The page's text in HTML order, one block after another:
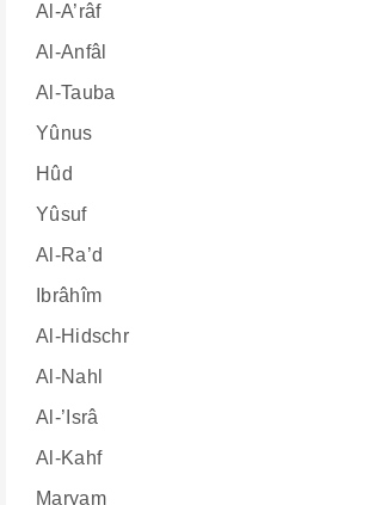
Al-A’râf
Al-Anfâl
Al-Tauba
Yûnus
Hûd
Yûsuf
Al-Ra’d
Ibrâhîm
Al-Hidschr
Al-Nahl
Al-’Isrâ
Al-Kahf
Maryam